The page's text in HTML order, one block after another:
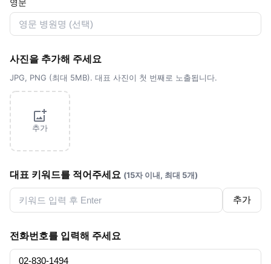
영문
사진을 추가해 주세요
JPG, PNG (최대 5MB). 대표 사진이 첫 번째로 노출됩니다.
추가
대표 키워드를 적어주세요 (15자 이내, 최대 5개)
추가
전화번호를 입력해 주세요